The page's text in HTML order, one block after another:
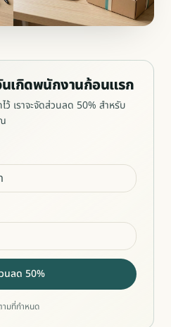
นเกิดพนักงานก้อนแรก
ว้ เราจะจัดส่วนลด 50% สำหรับ
นลด 50%
ามที่กำหนด